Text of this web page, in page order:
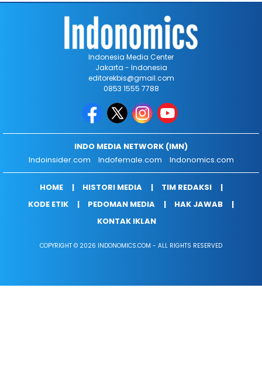
Indonesia Media Center
Jakarta - Indonesia
editorekbis@gmail.com
0853 1555 7788
INDO MEDIA NETWORK (IMN)
Indoinsider.com
Indofemale.com Indonomics.com
HOME HISTORI MEDIA
TIM REDAKSI
KODE ETIK
PEDOMAN MEDIA
HAK JAWAB
KONTAK IKLAN
COPYRIGHT © 2026 INDONOMICS.COM - ALL RIGHTS RESERVED